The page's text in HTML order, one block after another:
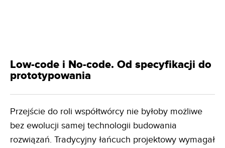
Low-code i No-code. Od specyfikacji do
prototypowania
Przejście do roli współtwórcy nie byłoby możliwe
bez ewolucji samej technologii budowania
rozwiązań. Tradycyjny łańcuch projektowy wymagał